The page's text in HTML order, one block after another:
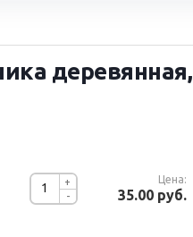
деревянная,
-
+ Цена:
35.00 руб.